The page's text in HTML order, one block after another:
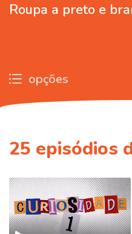
Roupa a preto e
opções
25 episódios